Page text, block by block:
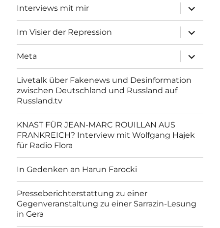
Interviews mit mir
anzeigen
Im Visier der Repression
anzeigen
Meta
anzeigen
Livetalk über Fakenews und Desinformation
zwischen Deutschland und Russland auf
Russland.tv
KNAST FÜR JEAN-MARC ROUILLAN AUS
FRANKREICH? Interview mit Wolfgang Hajek
für Radio Flora
In Gedenken an Harun Farocki
Presseberichterstattung zu einer
Gegenveranstaltung zu einer Sarrazin-Lesung
in Gera